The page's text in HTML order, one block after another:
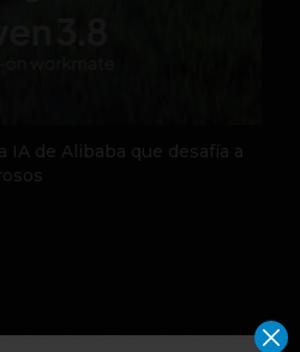
IA de Alibaba que desafía a